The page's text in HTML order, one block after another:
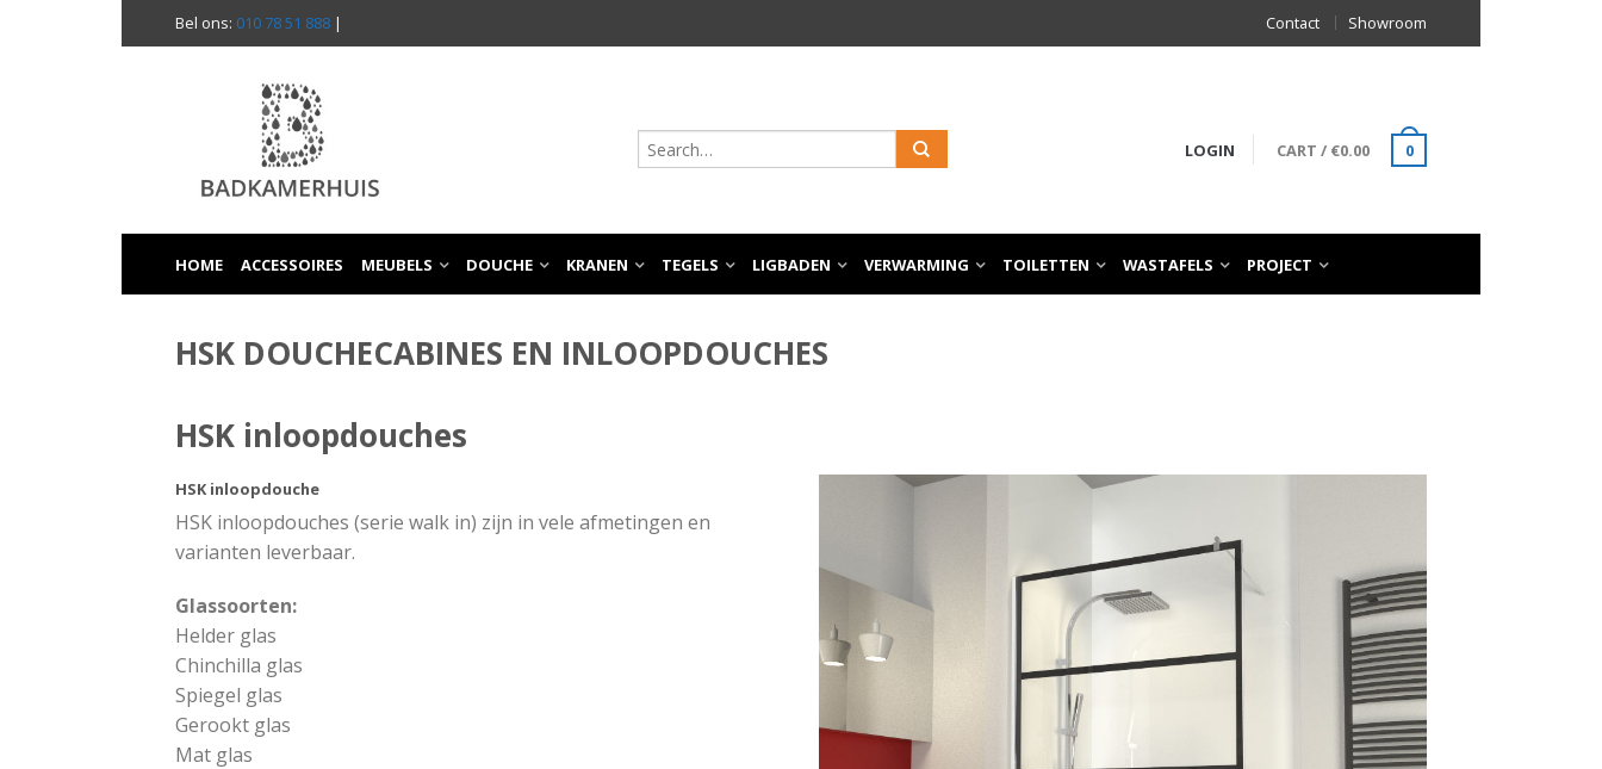
Bel ons: 010 78 51 888 | Contact Showroom
LOGIN CART / €0.00 0
HOME ACCESSOIRES MEUBELS DOUCHE KRANEN TEGELS LIGBADEN VERWARMING TOILETTEN WASTAFELS PROJECT
HSK DOUCHECABINES EN INLOOPDOUCHES
HSK inloopdouches
HSK inloopdouche
HSK inloopdouches (serie walk in) zijn in vele afmetingen en
varianten leverbaar.
Glassoorten:
Helder glas
Chinchilla glas
Spiegel glas
Gerookt glas
Mat glas